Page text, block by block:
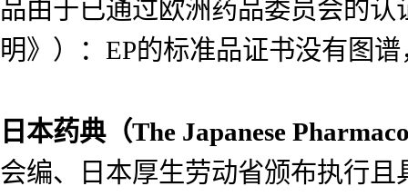
品由于已通过欧洲药品委员会的
明》）：EP的标准品证书没有图
日本药典（The Japanese
会编、日本厚生劳动省颁布执行